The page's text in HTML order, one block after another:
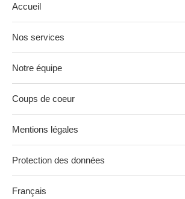
Accueil
Nos services
Notre équipe
Coups de coeur
Mentions légales
Protection des données
Français